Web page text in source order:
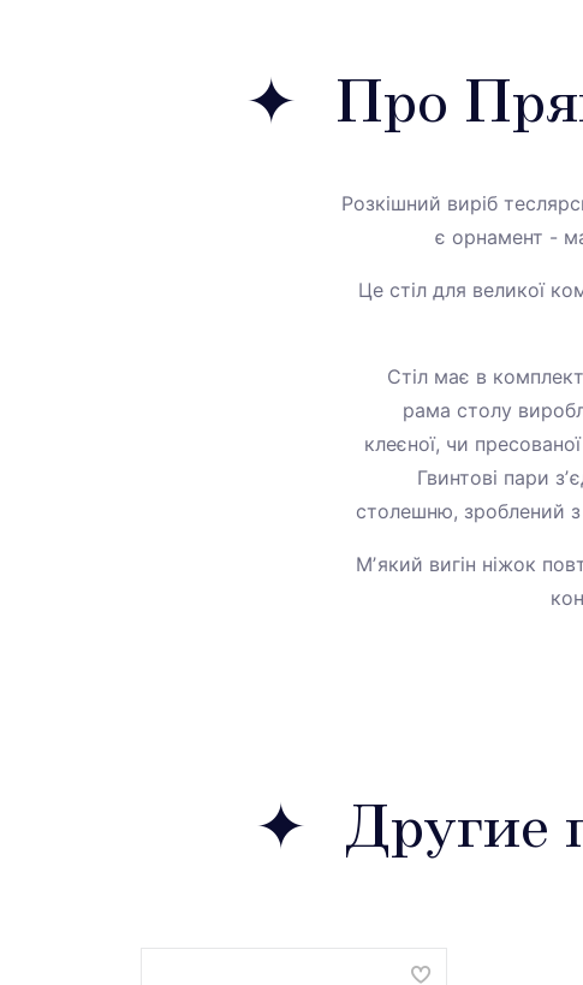
Про
Розкішний виріб
є орнамент -
Це стіл для великої
Стіл має в
рама столу
клеєної, чи
Гвинтові пари
столешню, зроблений
Мʼякий вигін ніжок
Другие